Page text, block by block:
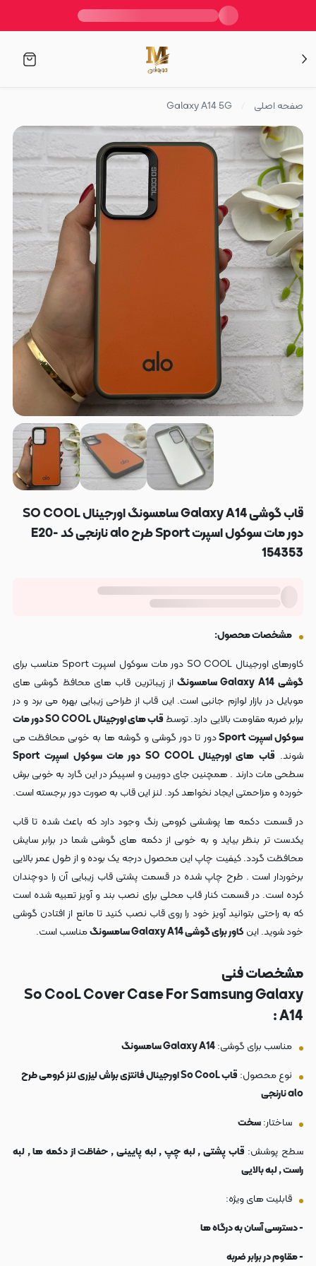
صفحه اصلی Galaxy A14 5G
قاب گوشی Galaxy A14 سامسونگ اورجینال SO COOL
دور مات سوکول اسپرت Sport طرح alo نارنجی کد E20-
154353
مشخصات محصول:
کاورهای اورجینال SO COOL دور مات سوکول اسپرت Sport مناسب برای
گوشی Galaxy A14 سامسونگ
از زیباترین قاب های محافظ گوشی های
موبایل در بازار لوازم جانبی است. این قاب از طراحی زیبایی بهره می برد و در
برابر ضربه مقاومت بالایی دارد. توسط
قاب های اورجینال SO COOL دور مات
سوکول اسپرت Sport
دور تا دور گوشی و گوشه ها به خوبی محافظت می
شوند. قاب های اورجینال SO COOL دور مات سوکول اسپرت Sport
سطحی مات دارند . همچنین جای دوربین و اسپیکر در این گارد به خوبی برش
خورده و مزاحمتی ایجاد نخواهد کرد. لنز این قاب به صورت دور برجسته است.
در قسمت دکمه ها پوششی کرومی رنگ وجود دارد که باعث شده تا قاب
یکدست تر بنظر بیاید و به خوبی از دکمه های گوشی شما در برابر سایش
محافظت گردد. کیفیت چاپ این محصول درجه یک بوده و از طول عمر بالایی
برخوردار است . طرح چاپ شده در قسمت پشتی قاب زیبایی آن را دوچندان
کرده است. در قسمت کنار قاب محلی برای نصب بند و آویز تعبیه شده است
که به راحتی بتوانید آویز خود را روی قاب نصب کنید تا مانع از افتادن گوشی
خود شوید.این کاور برای گوشی Galaxy A14 سامسونگ مناسب است.
مشخصات فنی
So CooL Cover Case For Samsung Galaxy
A14 :
مناسب برای گوشی:Galaxy A14 سامسونگ
نوع محصول:
قاب So CooL اورجینال فانتزی براش لیزری لنز کرومی طرح
alo نارنجی
ساختار:سخت
سطح پوشش: قاب پشتی , لبه چپ , لبه پایینی , حفاظت از دکمه ها , لبه
راست , لبه بالایی
قابلیت های ویژه:
- دسترسی آسان به درگاه ها
- مقاوم در برابر ضربه